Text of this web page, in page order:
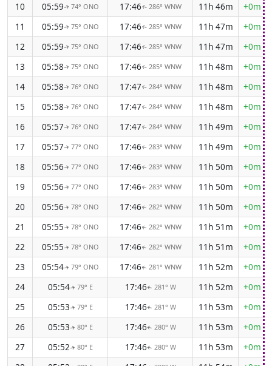
10
05:59↑ 74° ONO 17:46↑ 286° WNW 11h 46m
+0m
11
05:59↑ 75° ONO 17:46↑ 285° WNW 11h 47m
+0m
12
05:59↑ 75° ONO 17:46↑ 285° WNW 11h 47m
+0m
13
05:58↑ 75° ONO 17:46↑ 285° WNW 11h 48m
+0m
14
05:58↑ 76° ONO 17:47↑ 284° WNW 11h 48m
+0m
15
05:58↑ 76° ONO 17:47↑ 284° WNW 11h 48m
+0m
16
05:57↑ 76° ONO 17:47↑ 284° WNW 11h 49m
+0m
17
05:57↑ 77° ONO 17:46↑ 283° WNW 11h 49m
+0m
18
05:56↑ 77° ONO 17:46↑ 283° WNW 11h 50m
+0m
19
05:56↑ 77° ONO 17:46↑ 283° WNW 11h 50m
+0m
20
05:56↑ 78° ONO 17:46↑ 282° WNW 11h 50m
+0m
21
05:55↑ 78° ONO 17:46↑ 282° WNW 11h 51m
+0m
22
05:55↑ 78° ONO 17:46↑ 282° WNW 11h 51m
+0m
23
05:54↑ 79° ONO 17:46↑ 281° WNW 11h 52m
+0m
24
05:54↑ 79° E 17:46↑ 281° W 11h 52m
+0m
25
05:53↑ 79° E 17:46↑ 281° W 11h 53m
+0m
26
05:53↑ 80° E 17:46↑ 280° W 11h 53m
+0m
27
05:52↑ 80° E 17:46↑ 280° W 11h 53m
+0m